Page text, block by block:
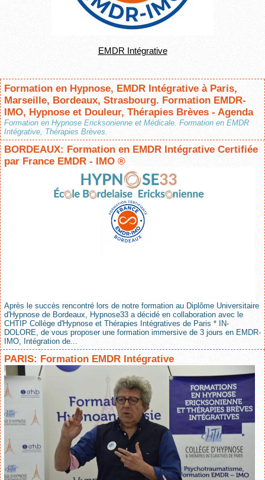
EMDR Intégrative
Formation en Hypnose, EMDR Intégrative à Paris,
Marseille, Bordeaux, Strasbourg. Formation EMDR-
IMO, Hypnose et Douleur, Thérapies Brèves - Agenda
Formation en Hypnose Ericksonienne et Médicale. Formation en EMDR
Intégrative, Thérapies Brèves.
BORDEAUX: Formation en EMDR Intégrative Certifiée
par France EMDR - IMO ®
Après le succès rencontré lors de notre formation au Diplôme Universitaire
d'Hypnose de Bordeaux, Hypnose33 a décidé en collaboration avec le
CHTIP Collège d'Hypnose et Thérapies Intégratives de Paris * IN-
DOLORE, de vous proposer une formation immersive de 3 jours en EMDR-
IMO, Intégration de...
PARIS: Formation EMDR Intégrative